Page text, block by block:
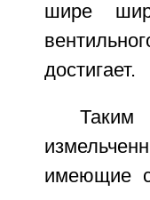
шире
достигает.
имеющие